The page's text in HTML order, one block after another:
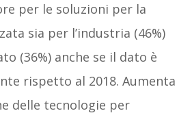
per le soluzioni per la
sia per l’industria (46%)
(36%) anche se il dato è
rispetto al 2018. Aumenta
delle tecnologie per